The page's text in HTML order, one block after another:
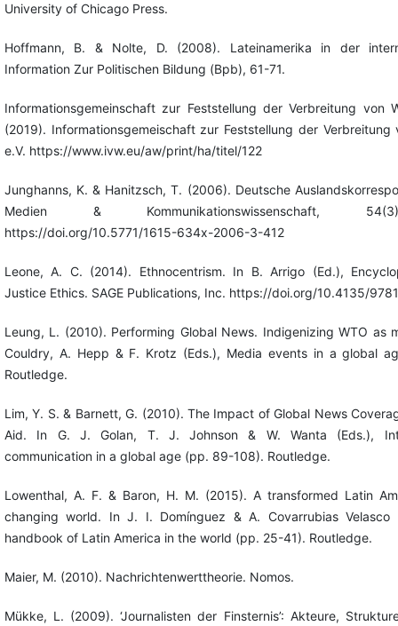
University of Chicago Press.
Hoffmann, B. & Nolte, D. (2008). Lateinamerika in der
Information Zur Politischen Bildung (Bpb), 61-71.
Informationsgemeinschaft zur Feststellung der Verbreitung von
(2019). Informationsgemeischaft zur Feststellung der Verbreitung
e.V. https://www.ivw.eu/aw/print/ha/titel/122
Junghanns, K. & Hanitzsch, T. (2006). Deutsche
Medien & Kommunikationswissenschaft,
https://doi.org/10.5771/1615-634x-2006-3-412
Leone, A. C. (2014). Ethnocentrism. In B. Arrigo (Ed.),
Justice Ethics. SAGE Publications, Inc. https://doi.org/10.4135/
Leung, L. (2010). Performing Global News. Indigenizing WTO as
Couldry, A. Hepp & F. Krotz (Eds.), Media events in a global
Routledge.
Lim, Y. S. & Barnett, G. (2010). The Impact of Global News
Aid. In G. J. Golan, T. J. Johnson & W. Wanta (Eds.),
communication in a global age (pp. 89-108). Routledge.
Lowenthal, A. F. & Baron, H. M. (2015). A transformed Latin
changing world. In J. I. Domínguez & A. Covarrubias Velasco
handbook of Latin America in the world (pp. 25-41). Routledge.
Maier, M. (2010). Nachrichtenwerttheorie. Nomos.
Mükke, L. (2009). ‘Journalisten der Finsternis’: Akteure,